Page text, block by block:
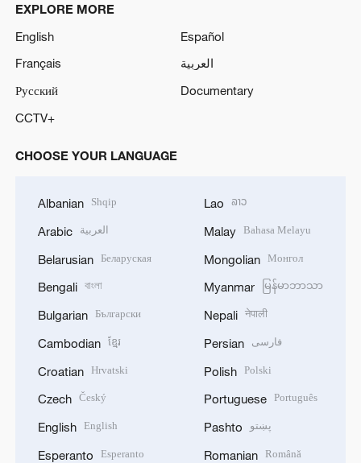
EXPLORE MORE
English
Español
Français
العربية
Русский
Documentary
CCTV+
CHOOSE YOUR LANGUAGE
Albanian Shqip
Arabic العربية
Belarusian Беларуская
Bengali বাংলা
Bulgarian Български
Cambodian ខ្មែរ
Croatian Hrvatski
Czech Český
English English
Esperanto Esperanto
Lao ລາວ
Malay Bahasa Melayu
Mongolian Монгол
Myanmar မြန်မာဘာသာ
Nepali नेपाली
Persian فارسی
Polish Polski
Portuguese Português
Pashto پښتو
Romanian Română